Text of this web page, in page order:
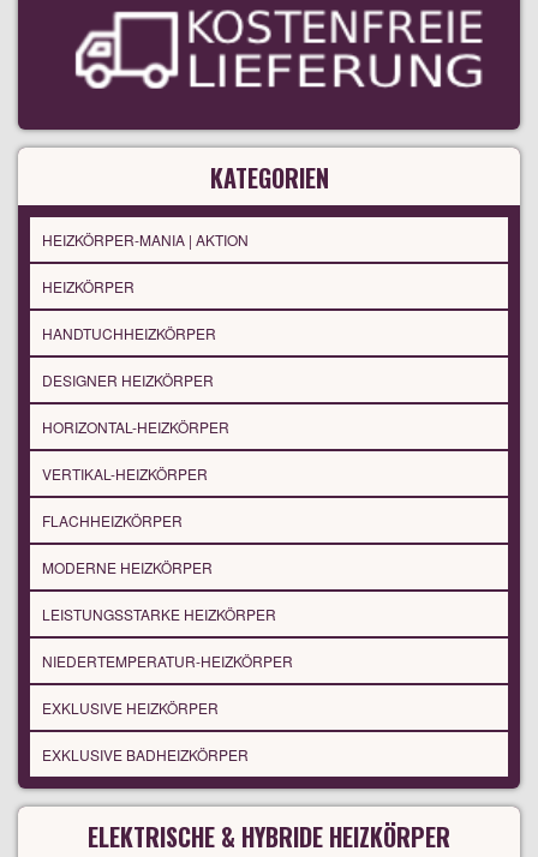
KATEGORIEN
HEIZKÖRPER-MANIA | AKTION
HEIZKÖRPER
HANDTUCHHEIZKÖRPER
DESIGNER HEIZKÖRPER
HORIZONTAL-HEIZKÖRPER
VERTIKAL-HEIZKÖRPER
FLACHHEIZKÖRPER
MODERNE HEIZKÖRPER
LEISTUNGSSTARKE HEIZKÖRPER
NIEDERTEMPERATUR-HEIZKÖRPER
EXKLUSIVE HEIZKÖRPER
EXKLUSIVE BADHEIZKÖRPER
ELEKTRISCHE & HYBRIDE HEIZKÖRPER